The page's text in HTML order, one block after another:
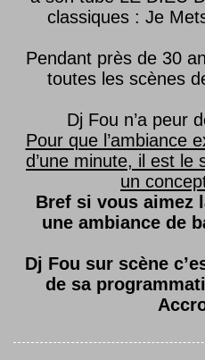
classiques : Je
Pendant près de 30
toutes les scènes
Dj Fou n’a peur
Pour que l’ambiance
d’une minute, il est
un
Bref si vous aimez
une ambiance de
Dj Fou sur scène
de sa